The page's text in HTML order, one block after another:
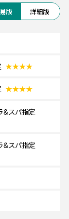
ヤルホテル/Hotel
じさせてくれま
& SPA》
地に位置するホ
装飾でまとめら
版 詳細版
★★★★
★★★★
&スパ指定
&スパ指定